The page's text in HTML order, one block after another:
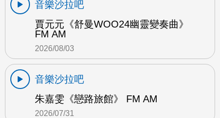
音樂沙拉吧
賈元元《舒曼WOO24幽靈變奏曲》
FM AM
2026/08/03
音樂沙拉吧
朱嘉雯《戀路旅館》 FM AM
2026/07/31